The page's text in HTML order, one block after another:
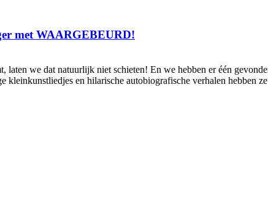
met WAARGEBEURD!
laten we dat natuurlijk niet schieten! En we hebben er één
en hilarische autobiografische verhalen hebben